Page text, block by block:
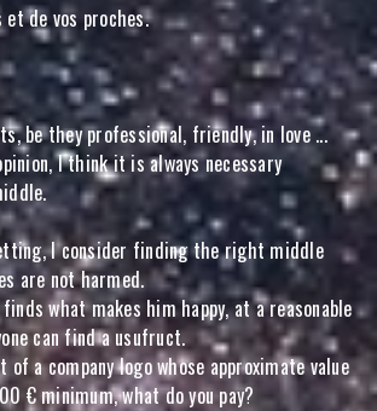
et de vos proches.
be they professional, friendly, in love ...
I think it is always necessary
I consider finding the right middle
are not harmed.
what makes him happy, at a reasonable
can find a usufruct.
of a company logo whose approximate value
€ minimum, what do you pay?